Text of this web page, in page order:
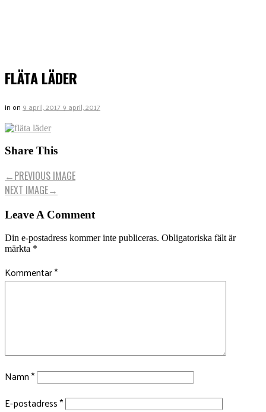
FLÄTA LÄDER
in on 9 april, 20179 april, 2017
Share This
←PREVIOUS IMAGE
NEXT IMAGE→
Leave A Comment
Din e-postadress kommer inte publiceras. Obligatoriska fält är
märkta *
Kommentar*
Namn*
E-postadress*